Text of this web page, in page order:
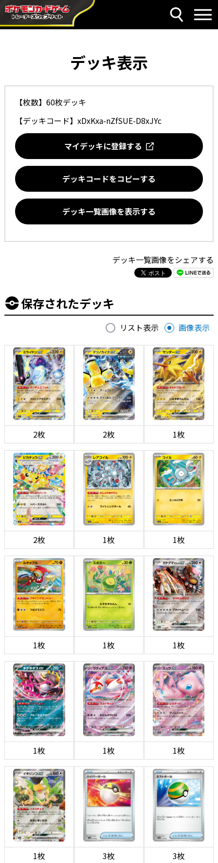
デッキ表示
【枚数】60枚デッキ
【デッキコード】 xDxKxa-nZfSUE-D8xJYc
マイデッキに登録する
デッキコードをコピーする
デッキ一覧画像を表示する
デッキ一覧画像をシェアする
保存されたデッキ
リスト表示 画像表示
2枚 2枚 1枚
2枚 1枚 1枚
1枚 1枚 1枚
1枚 1枚 1枚
1枚 3枚 3枚